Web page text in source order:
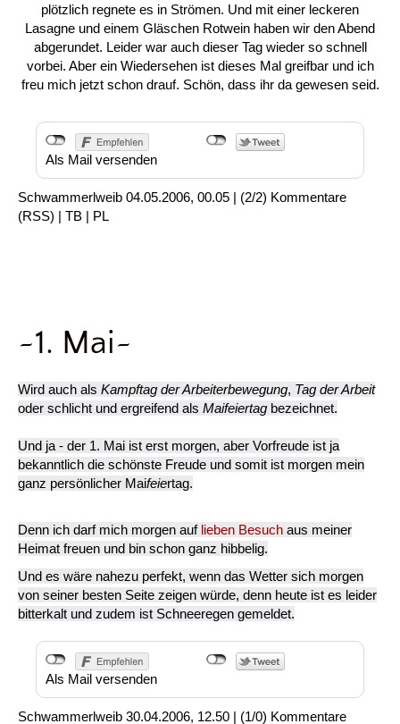
plötzlich regnete es in Strömen. Und mit einer leckeren
Lasagne und einem Gläschen Rotwein haben wir den Abend
abgerundet. Leider war auch dieser Tag wieder so schnell
vorbei. Aber ein Wiedersehen ist dieses Mal greifbar und ich
freu mich jetzt schon drauf. Schön, dass ihr da gewesen seid.
Als Mail versenden
Schwammerlweib 04.05.2006, 00.05 | (2/2) Kommentare
(RSS) | TB | PL
~1. Mai~
Wird auch als Kampftag der Arbeiterbewegung, Tag der Arbeit
oder schlicht und ergreifend als Maifeiertag bezeichnet.
Und ja - der 1. Mai ist erst morgen, aber Vorfreude ist ja
bekanntlich die schönste Freude und somit ist morgen mein
ganz persönlicher Maifeiertag.
Denn ich darf mich morgen auf lieben Besuch aus meiner
Heimat freuen und bin schon ganz hibbelig.
Und es wäre nahezu perfekt, wenn das Wetter sich morgen
von seiner besten Seite zeigen würde, denn heute ist es leider
bitterkalt und zudem ist Schneeregen gemeldet.
Als Mail versenden
Schwammerlweib 30.04.2006, 12.50 | (1/0) Kommentare